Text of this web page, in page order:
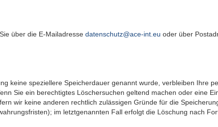
über die E-Mailadresse datenschutz@ace-int.eu oder über
keine speziellere Speicherdauer genannt wurde, verbleiben Ihre
Sie ein berechtigtes Löschersuchen geltend machen oder eine
wir keine anderen rechtlich zulässigen Gründe für die
im letztgenannten Fall erfolgt die Löschung nach